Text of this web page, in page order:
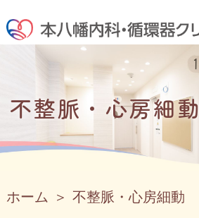
不整脈・心房細動
ホーム 不整脈・心房細動